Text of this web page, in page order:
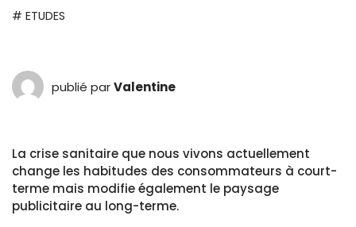
# ETUDES
publié parValentine
La crise sanitaire que nous vivons actuellement
change les habitudes des consommateurs à court-
terme mais modifie également le paysage
publicitaire au long-terme.